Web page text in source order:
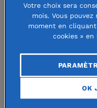
Depuis son
l’appel à
d’encourager
le lien des
vivant, grâce à
Votre choix sera
mois. Vous
moment en
cookies » en
OK